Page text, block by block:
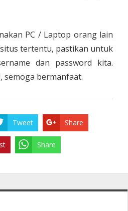
PC / Laptop orang lain
tertentu, pastikan untuk
dan password kita.
semoga bermanfaat.
Tweet Share
Share